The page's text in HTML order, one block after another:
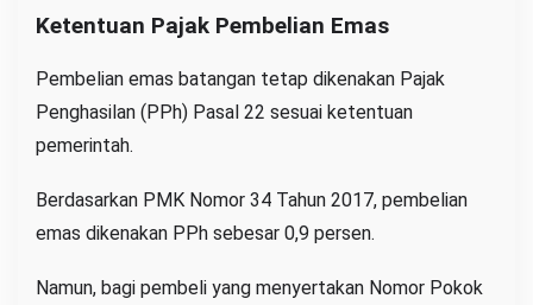
Ketentuan Pajak Pembelian Emas
Pembelian emas batangan tetap dikenakan Pajak
Penghasilan (PPh) Pasal 22 sesuai ketentuan
pemerintah.
Berdasarkan PMK Nomor 34 Tahun 2017, pembelian
emas dikenakan PPh sebesar 0,9 persen.
Namun, bagi pembeli yang menyertakan Nomor Pokok